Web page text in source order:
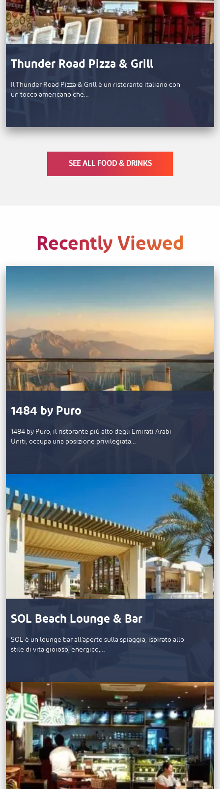
Thunder Road Pizza & Grill
Il Thunder Road Pizza & Grill è un ristorante italiano con
un tocco americano che…
SEE ALL FOOD & DRINKS
Recently Viewed
1484 by Puro
1484 by Puro, il ristorante più alto degli Emirati Arabi
Uniti, occupa una posizione privilegiata…
SOL Beach Lounge & Bar
SOL è un lounge bar all’aperto sulla spiaggia, ispirato allo
stile di vita gioioso, energico,…